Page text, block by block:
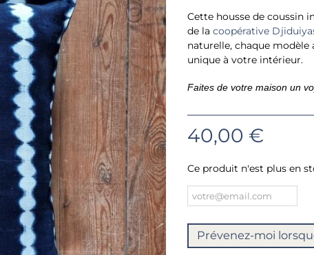
Cette housse de coussin
de la coopérative
naturelle, chaque
unique à votre intérieur.
Faites de votre maison un
40,00 €
Ce produit n'est plus en
Prévenez-moi